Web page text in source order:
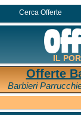
Cerca Offerte
IL
Offerte
Barbieri